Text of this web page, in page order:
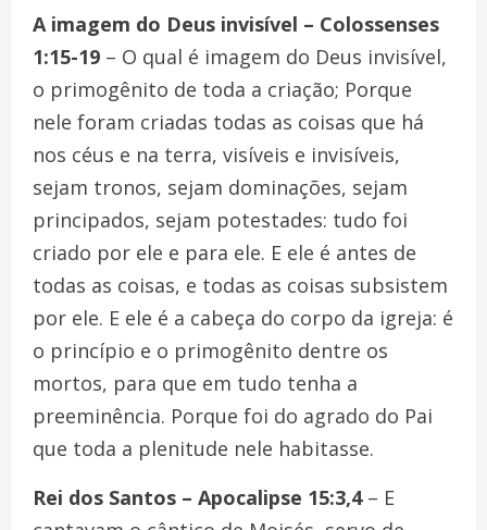
A imagem do Deus invisível – Colossenses
1:15-19 – O qual é imagem do Deus invisível,
o primogênito de toda a criação; Porque
nele foram criadas todas as coisas que há
nos céus e na terra, visíveis e invisíveis,
sejam tronos, sejam dominações, sejam
principados, sejam potestades: tudo foi
criado por ele e para ele. E ele é antes de
todas as coisas, e todas as coisas subsistem
por ele. E ele é a cabeça do corpo da igreja: é
o princípio e o primogênito dentre os
mortos, para que em tudo tenha a
preeminência. Porque foi do agrado do Pai
que toda a plenitude nele habitasse.
Rei dos Santos – Apocalipse 15:3,4– E